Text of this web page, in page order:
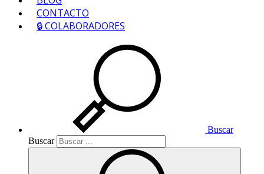
CONTACTO
🔒 COLABORADORES
Buscar
Buscar